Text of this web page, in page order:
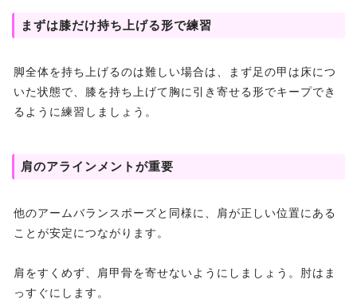
まずは膝だけ持ち上げる形で練習
脚全体を持ち上げるのは難しい場合は、まず足の甲は床につ
いた状態で、膝を持ち上げて胸に引き寄せる形でキープでき
るように練習しましょう。
肩のアラインメントが重要
他のアームバランスポーズと同様に、肩が正しい位置にある
ことが安定につながります。
肩をすくめず、肩甲骨を寄せないようにしましょう。肘はま
っすぐにします。